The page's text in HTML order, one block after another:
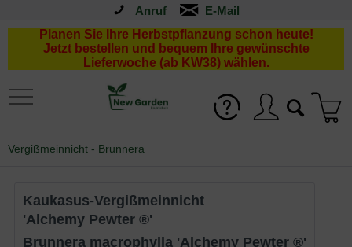
Anruf
Planen Sie Ihre Herbstpflanzung schon heute!
Jetzt bestellen und bequem Ihre gewünschte
Lieferwoche (ab KW38) wählen.
Vergißmeinnicht - Brunnera
Kaukasus-Vergißmeinnicht
'Alchemy Pewter ®'
Brunnera macrophylla 'Alchemy Pewter ®'